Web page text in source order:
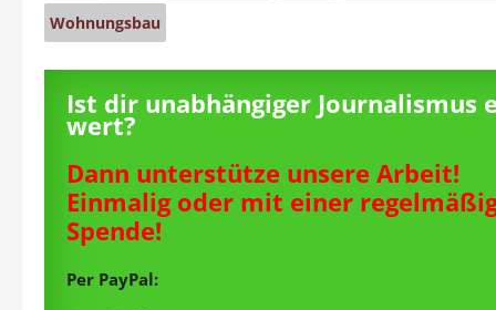
Wohnungsbau
Ist dir unabhängiger Journalismus
wert?
Dann unterstütze unsere Arbeit!
Einmalig oder mit einer
Spende!
Per PayPal: